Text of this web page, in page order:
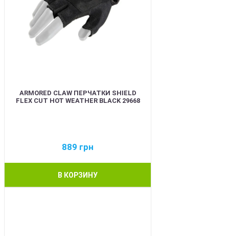
ARMORED CLAW ПЕРЧАТКИ SHIELD
FLEX CUT HOT WEATHER BLACK 29668
889 грн
В КОРЗИНУ